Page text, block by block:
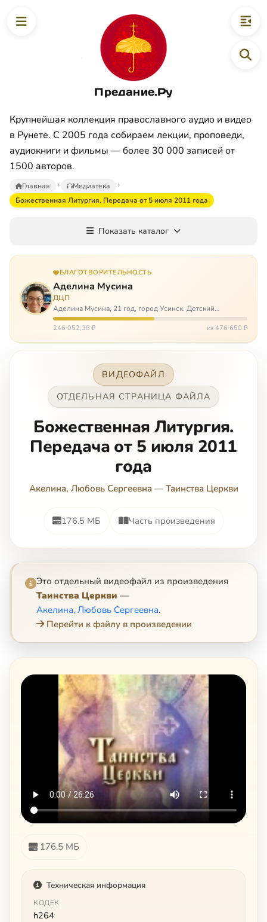
Предание.Ру
Крупнейшая коллекция православного аудио и видео
в Рунете. С 2005 года собираем лекции, проповеди,
аудиокниги и фильмы — более 30 000 записей от
1500 авторов.
Главная
Медиатека
Божественная Литургия. Передача от 5 июля 2011 года
Показать каталог
БЛАГОТВОРИТЕЛЬНОСТЬ
Аделина Мусина
ДЦП
Аделина Мусина, 21 год, город Усинск. Детский
церебральный паралич, передвигается на ходунках или
коляске. Аделине требуется помощь, чтобы ноги
246 052,38 ₽ из 476 650 ₽
ВИДЕОФАЙЛ
ОТДЕЛЬНАЯ СТРАНИЦА ФАЙЛА
Божественная Литургия.
Передача от 5 июля 2011
года
Акелина, Любовь Сергеевна— Таинства Церкви
176.5 МБ Часть произведения
Это отдельный видеофайл из произведения
Таинства Церкви —
Акелина, Любовь Сергеевна.
Перейти к файлу в произведении
176.5 МБ
Техническая информация
КОДЕК
h264